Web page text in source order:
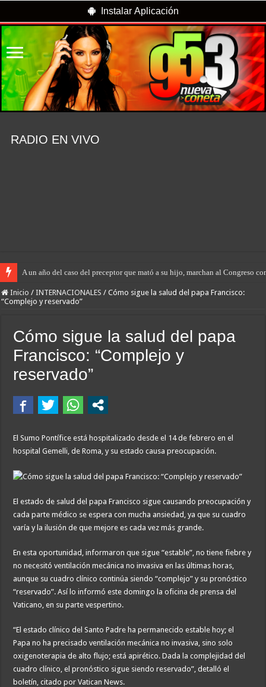
Instalar Aplicación
RADIO EN VIVO
A un año del caso del preceptor que mató a su hijo, marchan al Congreso
Inicio / INTERNACIONALES / Cómo sigue la salud del papa Francisco:
“Complejo y reservado”
Cómo sigue la salud del papa
Francisco: “Complejo y
reservado”
El Sumo Pontífice está hospitalizado desde el 14 de febrero en el
hospital Gemelli, de Roma, y su estado causa preocupación.
El estado de salud del papa Francisco sigue causando preocupación y
cada parte médico se espera con mucha ansiedad, ya que su cuadro
varía y la ilusión de que mejore es cada vez más grande.
En esta oportunidad, informaron que sigue “estable”, no tiene fiebre y
no necesitó ventilación mecánica no invasiva en las últimas horas,
aunque su cuadro clínico continúa siendo “complejo” y su pronóstico
“reservado”. Así lo informó este domingo la oficina de prensa del
Vaticano, en su parte vespertino.
“El estado clínico del Santo Padre ha permanecido estable hoy; el
Papa no ha precisado ventilación mecánica no invasiva, sino solo
oxigenoterapia de alto flujo; está apirético. Dada la complejidad del
cuadro clínico, el pronóstico sigue siendo reservado”, detalló el
boletín, citado por Vatican News.